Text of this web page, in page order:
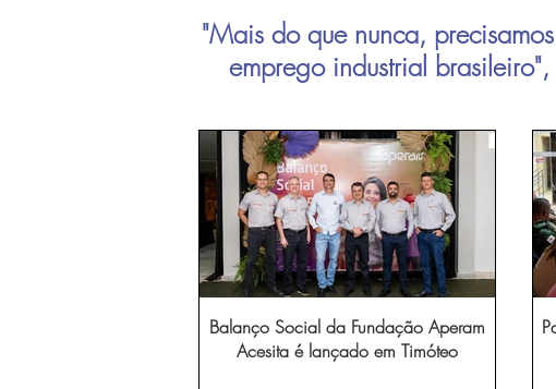
"Mais do que nunca,
emprego industrial
Balanço Social da Fundação Aperam
Acesita é lançado em Timóteo